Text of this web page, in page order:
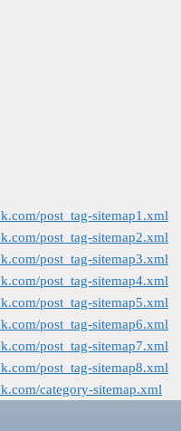
post_tag-sitemap1.xml
post_tag-sitemap2.xml
post_tag-sitemap3.xml
post_tag-sitemap4.xml
post_tag-sitemap5.xml
post_tag-sitemap6.xml
post_tag-sitemap7.xml
post_tag-sitemap8.xml
category-sitemap.xml